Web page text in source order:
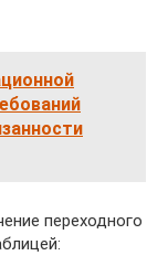
переходного